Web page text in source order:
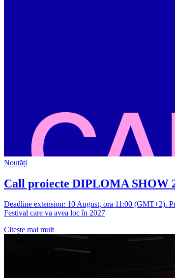
Noutăți
Call proiecte DIPLOMA SHOW
Deadline extension: 10 August, ora 11:00 (GMT+2).
Festival care va avea loc în 2027
Citește mai mult